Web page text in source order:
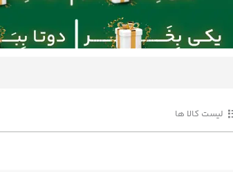
لیست کالا ها